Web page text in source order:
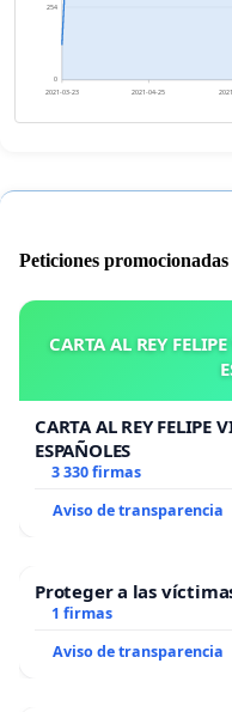
0
254
2021-03-23 2021-04-25
Peticiones
CARTA AL REY
CARTA AL REY FELIPE
ESPAÑOLES
3 330 firmas
Aviso de transparencia
Proteger a las
1 firmas
Aviso de transparencia